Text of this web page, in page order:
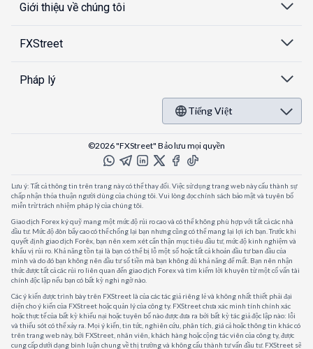
Giới thiệu về chúng tôi
FXStreet
Pháp lý
Tiếng Việt
©2026 "FXStreet" Bảo lưu mọi quyền
Lưu ý: Tất cả thông tin trên trang này có thể thay đổi. Việc sử dụng trang web này cấu thành sự
chấp nhận thỏa thuận người dùng của chúng tôi. Vui lòng đọc chính sách bảo mật và tuyên bố
miễn trừ trách nhiệm pháp lý của chúng tôi.
Giao dịch Forex ký quỹ mang một mức độ rủi ro cao và có thể không phù hợp với tất cả các nhà
đầu tư. Mức độ đòn bẩy cao có thể chống lại bạn nhưng cũng có thể mang lại lợi ích bạn. Trước khi
quyết định giao dịch Forêx, bạn nên xem xét cẩn thận mục tiêu đầu tư, mức độ kinh nghiệm và
khẩu vị rủi ro. Khả năng tồn tại là bạn có thể bị lỗ một số hoặc tất cả khoản đầu tư ban đầu của
mình và do đó bạn không nên đầu tư số tiền mà bạn không đủ khả năng để mất. Bạn nên nhận
thức được tất cả các rủi ro liên quan đến giao dịch Forex và tìm kiếm lời khuyên từ một cố vấn tài
chính độc lập nếu bạn có bất kỳ nghi ngờ nào.
Các ý kiến được trình bày trên FXStreet là của các tác giả riêng lẻ và không nhất thiết phải đại
diện cho ý kiến của FXStreet hoặc quản lý của công ty. FXStreet chưa xác minh tính chính xác
hoặc thực tế của bất kỳ khiếu nại hoặc tuyên bố nào được đưa ra bởi bất kỳ tác giả độc lập nào: lỗi
và thiếu sót có thể xảy ra. Mọi ý kiến, tin tức, nghiên cứu, phân tích, giá cả hoặc thông tin khác có
trên trang web này, bởi FXStreet, nhân viên, khách hàng hoặc cộng tác viên của công ty, được
cung cấp dưới dạng bình luận chung về thị trường và không cấu thành tư vấn đầu tư. FXStreet sẽ